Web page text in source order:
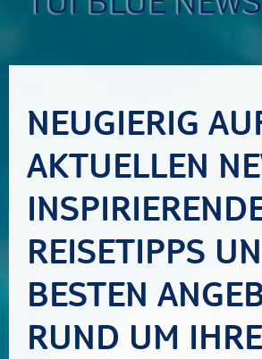
NEUGIERIG
AKTUELLEN
REISETIPPS
BESTEN
RUND UM